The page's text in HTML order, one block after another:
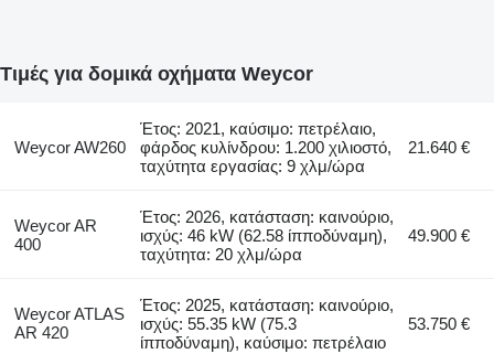
Τιμές για δομικά οχήματα Weycor
Weycor AW260
Έτος: 2021, καύσιμο: πετρέλαιο,
φάρδος κυλίνδρου: 1.200 χιλιοστό,
ταχύτητα εργασίας: 9 χλμ/ώρα
21.640 €
Weycor AR
400
Έτος: 2026, κατάσταση: καινούριο,
ισχύς: 46 kW (62.58 ίπποδύναμη),
ταχύτητα: 20 χλμ/ώρα
49.900 €
Weycor ATLAS
AR 420
Έτος: 2025, κατάσταση: καινούριο,
ισχύς: 55.35 kW (75.3
ίπποδύναμη), καύσιμο: πετρέλαιο
53.750 €